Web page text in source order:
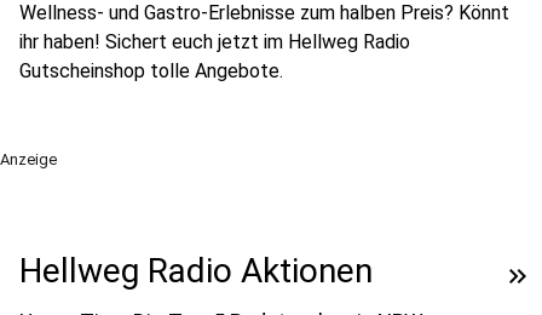
Wellness- und Gastro-Erlebnisse zum halben Preis? Könnt
ihr haben! Sichert euch jetzt im Hellweg Radio
Gutscheinshop tolle Angebote.
Anzeige
Hellweg Radio Aktionen keyboard_double_arrow_right